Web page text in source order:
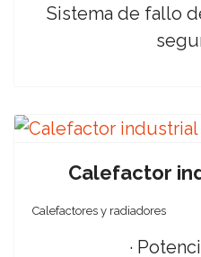
Sistema de fallo
Calefactor
Calefactores y radiadores
·